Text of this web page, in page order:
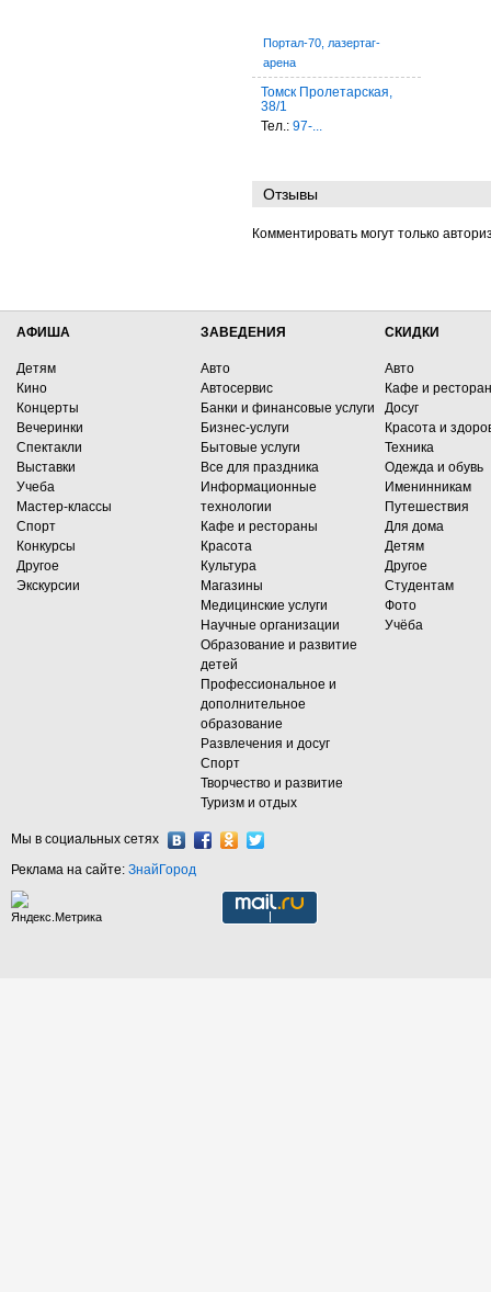
Портал-70, лазертаг-
арена
Томск Пролетарская,
38/1
Тел.: 97-...
Отзывы
Комментировать могут только
АФИША
Детям
Кино
Концерты
Вечеринки
Спектакли
Выставки
Учеба
Мастер-классы
Спорт
Конкурсы
Другое
Экскурсии
ЗАВЕДЕНИЯ
Авто
Автосервис
Банки и финансовые услуги
Бизнес-услуги
Бытовые услуги
Все для праздника
Информационные
технологии
Кафе и рестораны
Красота
Культура
Магазины
Медицинские услуги
Научные организации
Образование и развитие
детей
Профессиональное и
дополнительное
образование
Развлечения и досуг
Спорт
Творчество и развитие
Туризм и отдых
СКИДКИ
Авто
Кафе и
Досуг
Красота и
Техника
Одежда и обувь
Именинникам
Путешествия
Для дома
Детям
Другое
Студентам
Фото
Учёба
Мы в социальных сетях
Реклама на сайте: ЗнайГород